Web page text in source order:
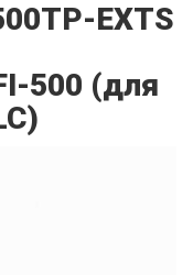
EXTS
500 (для